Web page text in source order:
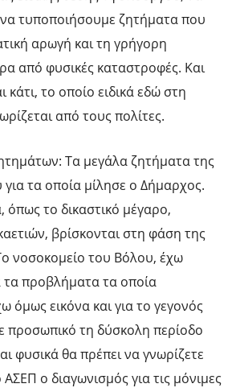
τυποποιήσουμε ζητήματα που
αρωγή και τη γρήγορη
από φυσικές καταστροφές. Και
κάτι, το οποίο ειδικά εδώ στη
από τους πολίτες.
Τα μεγάλα ζητήματα της
τα οποία μίλησε ο Δήμαρχος.
το δικαστικό μέγαρο,
βρίσκονται στη φάση της
νοσοκομείο του Βόλου, έχω
τα προβλήματα τα οποία
όμως εικόνα και για το γεγονός
προσωπικό τη δύσκολη περίοδο
φυσικά θα πρέπει να γνωρίζετε
ΑΣΕΠ ο διαγωνισμός για τις μόνιμες